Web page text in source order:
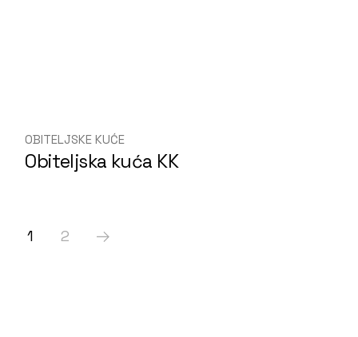
OBITELJSKE KUĆE
Obiteljska kuća KK
1 2